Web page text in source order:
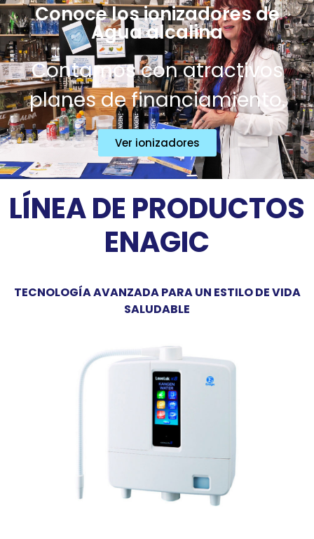
Conoce los ionizadores de
Agua alcalina
Contamos con atractivos
planes de financiamiento.
Ver ionizadores
LÍNEA DE PRODUCTOS
ENAGIC
TECNOLOGÍA AVANZADA PARA UN ESTILO DE VIDA
SALUDABLE